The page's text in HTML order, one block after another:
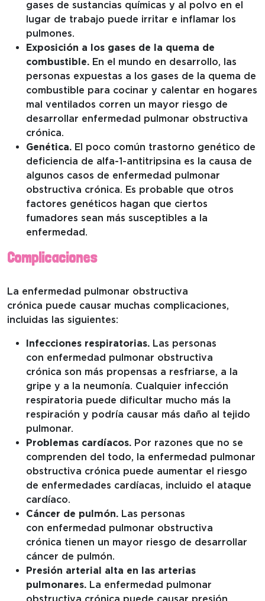
gases de sustancias químicas y al polvo en el
lugar de trabajo puede irritar e inflamar los
pulmones.
Exposición a los gases de la quema de
combustible. En el mundo en desarrollo, las
personas expuestas a los gases de la quema de
combustible para cocinar y calentar en hogares
mal ventilados corren un mayor riesgo de
desarrollar enfermedad pulmonar obstructiva
crónica.
Genética. El poco común trastorno genético de
deficiencia de alfa-1-antitripsina es la causa de
algunos casos de enfermedad pulmonar
obstructiva crónica. Es probable que otros
factores genéticos hagan que ciertos
fumadores sean más susceptibles a la
enfermedad.
Complicaciones
La enfermedad pulmonar obstructiva
crónica puede causar muchas complicaciones,
incluidas las siguientes:
Infecciones respiratorias. Las personas
con enfermedad pulmonar obstructiva
crónica son más propensas a resfriarse, a la
gripe y a la neumonía. Cualquier infección
respiratoria puede dificultar mucho más la
respiración y podría causar más daño al tejido
pulmonar.
Problemas cardíacos. Por razones que no se
comprenden del todo, la enfermedad pulmonar
obstructiva crónica puede aumentar el riesgo
de enfermedades cardíacas, incluido el ataque
cardíaco.
Cáncer de pulmón. Las personas
con enfermedad pulmonar obstructiva
crónica tienen un mayor riesgo de desarrollar
cáncer de pulmón.
Presión arterial alta en las arterias
pulmonares. La enfermedad pulmonar
obstructiva crónica puede causar presión